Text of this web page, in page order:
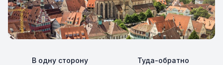
В одну сторону Туда-обратно